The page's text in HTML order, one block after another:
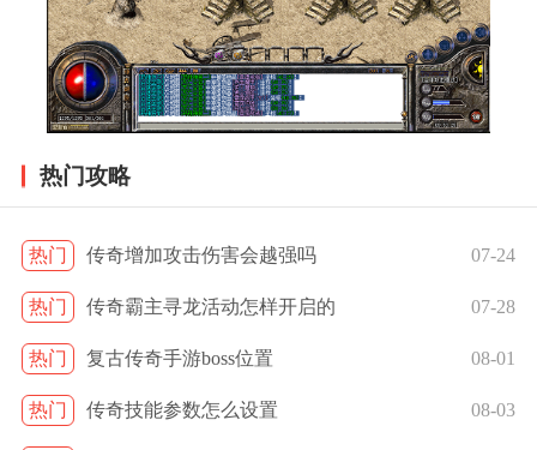
热门攻略
热门 传奇增加攻击伤害会越强吗 07-24
热门 传奇霸主寻龙活动怎样开启的 07-28
热门 复古传奇手游boss位置 08-01
热门 传奇技能参数怎么设置 08-03